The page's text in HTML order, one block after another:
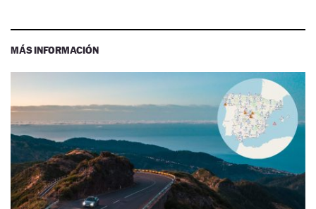
MÁS INFORMACIÓN